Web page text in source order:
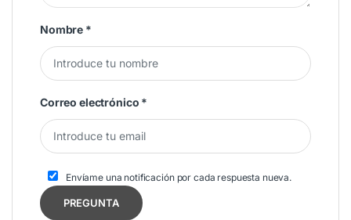
Nombre *
Correo electrónico *
Envíame una notificación por cada respuesta nueva.